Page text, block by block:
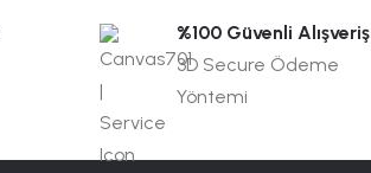
%100 Güvenli Alışveriş
3D Secure Ödeme
Yöntemi